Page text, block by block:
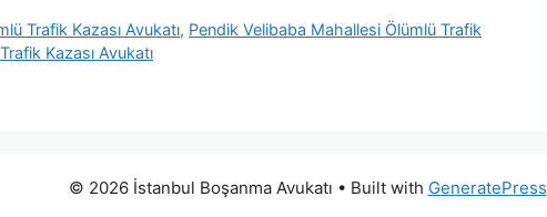
Trafik Kazası Avukatı, Pendik Velibaba Mahallesi Ölümlü Trafik
Kazası Avukatı
© 2026 İstanbul Boşanma Avukatı • Built with GeneratePress